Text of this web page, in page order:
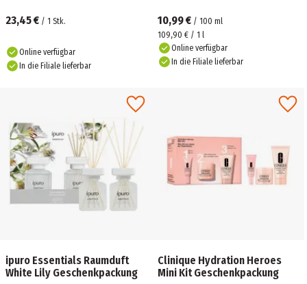
23,45 € / 1 Stk.
Online verfügbar
In die Filiale lieferbar
10,99 € / 100 ml
109,90 € / 1 l
Online verfügbar
In die Filiale lieferbar
ipuro Essentials Raumduft
White Lily Geschenkpackung
Clinique Hydration Heroes
Mini Kit Geschenkpackung